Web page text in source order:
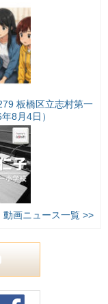
板橋区立志村第一
8月4日）
動画ニュース一覧 >>